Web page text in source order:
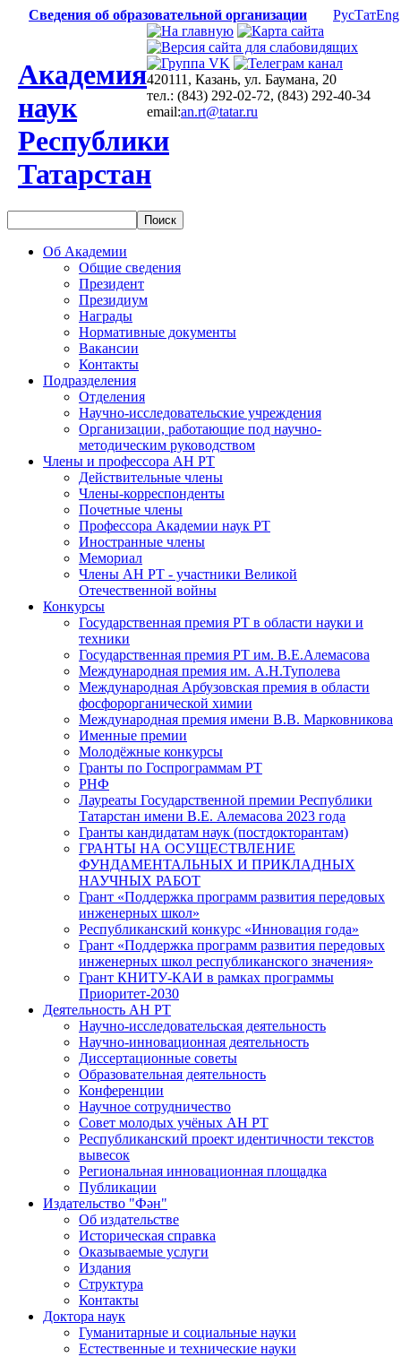
Сведения об образовательной организации РусТатEng
Академия
наук
Республики
Татарстан
420111, Казань, ул. Баумана, 20
тел.: (843) 292-02-72, (843) 292-40-34
email:an.rt@tatar.ru
Об Академии
Общие сведения
Президент
Президиум
Награды
Нормативные документы
Вакансии
Контакты
Подразделения
Отделения
Научно-исследовательские учреждения
Организации, работающие под научно-
методическим руководством
Члены и профессора АН РТ
Действительные члены
Члены-корреспонденты
Почетные члены
Профессора Академии наук РТ
Иностранные члены
Мемориал
Члены АН РТ - участники Великой
Отечественной войны
Конкурсы
Государственная премия РТ в области науки и
техники
Государственная премия РТ им. В.Е.Алемасова
Международная премия им. А.Н.Туполева
Международная Арбузовская премия в области
фосфорорганической химии
Международная премия имени В.В. Марковникова
Именные премии
Молодёжные конкурсы
Гранты по Госпрограммам РТ
РНФ
Лауреаты Государственной премии Республики
Татарстан имени В.Е. Алемасова 2023 года
Гранты кандидатам наук (постдокторантам)
ГРАНТЫ НА ОСУЩЕСТВЛЕНИЕ
ФУНДАМЕНТАЛЬНЫХ И ПРИКЛАДНЫХ
НАУЧНЫХ РАБОТ
Грант «Поддержка программ развития передовых
инженерных школ»
Республиканский конкурс «Инновация года»
Грант «Поддержка программ развития передовых
инженерных школ республиканского значения»
Грант КНИТУ-КАИ в рамках программы
Приоритет-2030
Деятельность АН РТ
Научно-исследовательская деятельность
Научно-инновационная деятельность
Диссертационные советы
Образовательная деятельность
Конференции
Научное сотрудничество
Совет молодых учёных АН РТ
Республиканский проект идентичности текстов
вывесок
Региональная инновационная площадка
Публикации
Издательство "Фән"
Об издательстве
Историческая справка
Оказываемые услуги
Издания
Структура
Контакты
Доктора наук
Гуманитарные и социальные науки
Естественные и технические науки